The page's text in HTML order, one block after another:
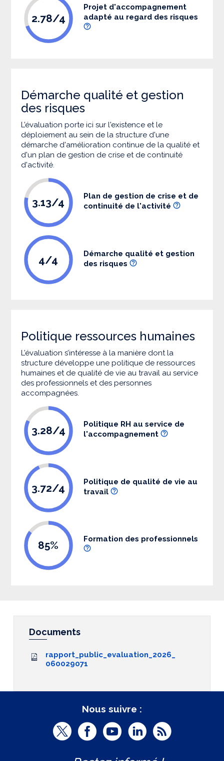
2.78/4
Projet d'accompagnement
adapté au regard des risques
Démarche qualité et gestion
des risques
L’évaluation porte ici sur l'existence et le
déploiement au sein de la structure d'une
démarche d'amélioration continue de la qualité et
d'un plan de gestion de crise et de continuité
d'activité.
3.13/4
Plan de gestion de crise et de
continuité de l'activité
4/4
Démarche qualité et gestion
des risques
Politique ressources humaines
L’évaluation s’intéresse à la manière dont la
structure développe une politique de ressources
humaines et de qualité de vie au travail au service
des professionnels et des personnes
accompagnées.
3.28/4
Politique RH au service de
l'accompagnement
3.72/4
Politique de qualité de vie au
travail
85% Formation des professionnels
Documents
rapport_public_evaluation_2026_
060029071
Nous suivre :
T
F
Y
L
R